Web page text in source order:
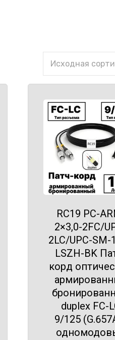
RC19 PC-
2×3,0-2FC/
2LC/UPC-
LSZH-BK
корд
duplex FC-
9/125